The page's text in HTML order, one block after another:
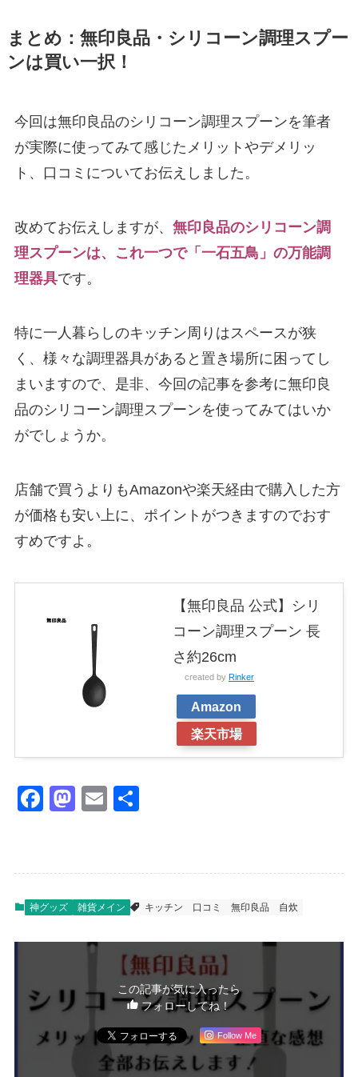
まとめ：無印良品・シリコーン調理スプー
ンは買い一択！
今回は無印良品のシリコーン調理スプーンを筆者
が実際に使ってみて感じたメリットやデメリッ
ト、口コミについてお伝えしました。
改めてお伝えしますが、 無印良品のシリコーン調
理スプーンは、これ一つで「一石五鳥」の万能調
理器具です。
特に一人暮らしのキッチン周りはスペースが狭
く、様々な調理器具があると置き場所に困ってし
まいますので、是非、今回の記事を参考に無印良
品のシリコーン調理スプーンを使ってみてはいか
がでしょうか。
店舗で買うよりもAmazonや楽天経由で購入した方
が価格も安い上に、ポイントがつきますのでおす
すめですよ。
【無印良品 公式】シリ
コーン調理スプーン 長
さ約26cm
created by Rinker
Amazon
楽天市場
F
e
b
M
o
d
n
E
神グッズ 雑貨メイン キッチン 口コミ 無印良品 自炊
この記事が気に入ったら
フォローしてね！
Follow Me